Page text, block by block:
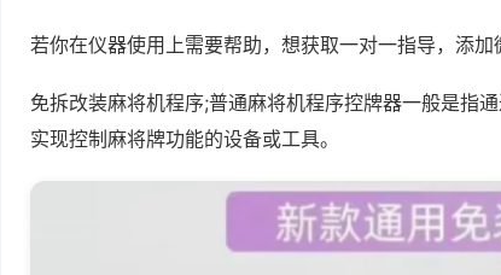
若你在仪器使用上需要帮助，想获取一对一指导，添加
免拆改装麻将机程序;普通麻将机程序控牌器一般是指
实现控制麻将牌功能的设备或工具。